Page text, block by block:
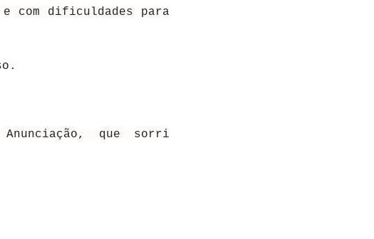
com dificuldades para
que sorri